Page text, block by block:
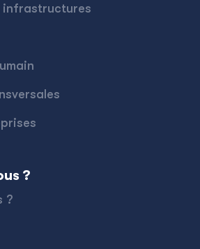
infrastructures
?
?